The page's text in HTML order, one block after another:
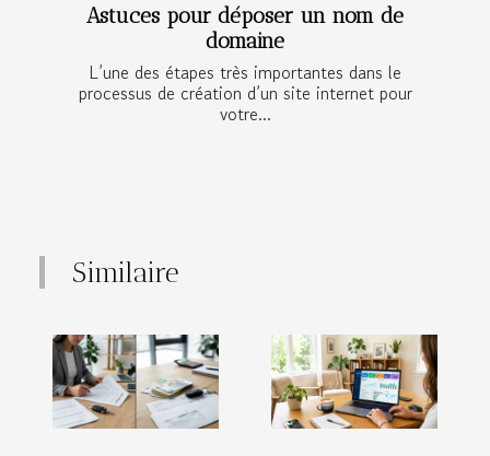
Astuces pour déposer un nom de
domaine
L’une des étapes très importantes dans le
processus de création d’un site internet pour
votre...
Similaire